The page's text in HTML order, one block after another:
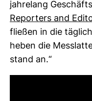
jah­re­lang
Repor­ters and
fließen in die
heben die
stand an.“